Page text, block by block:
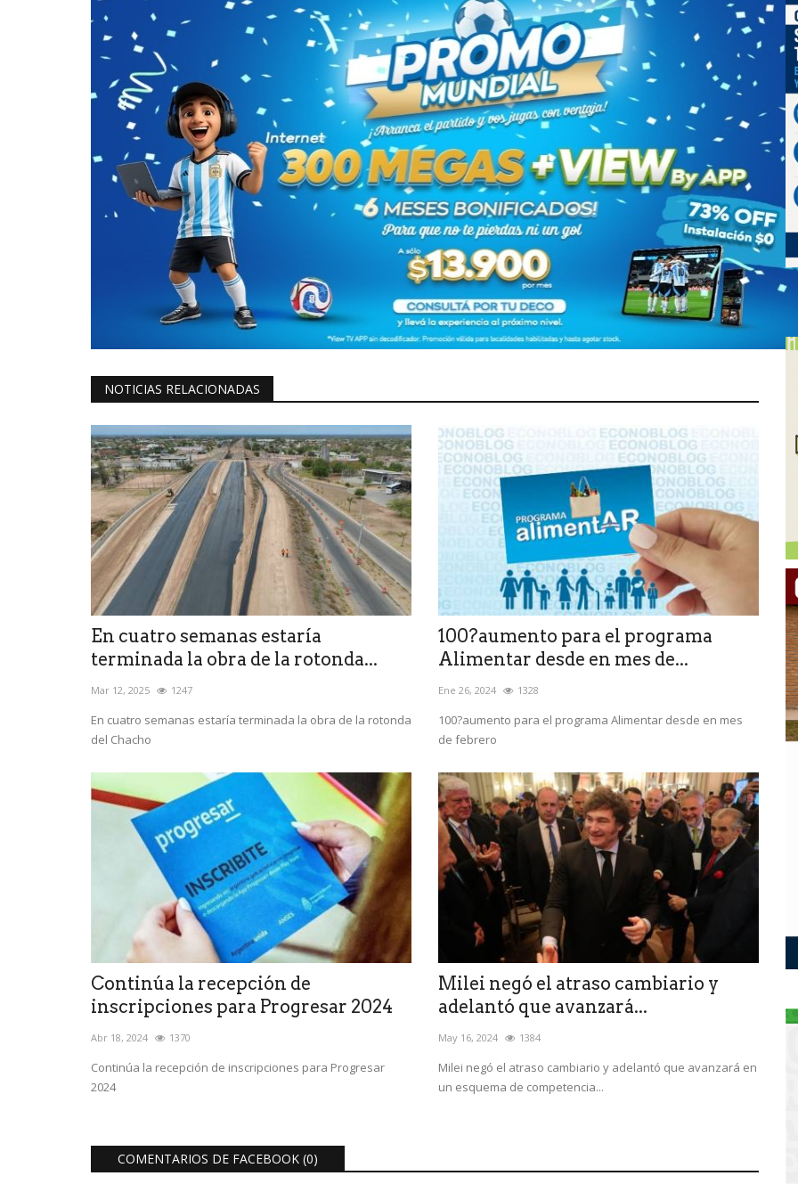
NOTICIAS RELACIONADAS
En cuatro semanas estaría
terminada la obra de la rotonda...
Mar 12, 2025 1247
En cuatro semanas estaría terminada la obra de la rotonda
del Chacho
100?aumento para el programa
Alimentar desde en mes de...
Ene 26, 2024 1328
100?aumento para el programa Alimentar desde en mes
de febrero
Continúa la recepción de
inscripciones para Progresar 2024
Abr 18, 2024 1370
Continúa la recepción de inscripciones para Progresar
2024
Milei negó el atraso cambiario y
adelantó que avanzará...
May 16, 2024 1384
Milei negó el atraso cambiario y adelantó que avanzará en
un esquema de competencia...
COMENTARIOS DE FACEBOOK (0)